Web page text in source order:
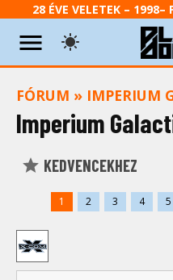
28 ÉVE VELETEK –
FÓRUM » IMPERIUM
Imperium
KEDVENCEKHEZ
1 2 3 4 5